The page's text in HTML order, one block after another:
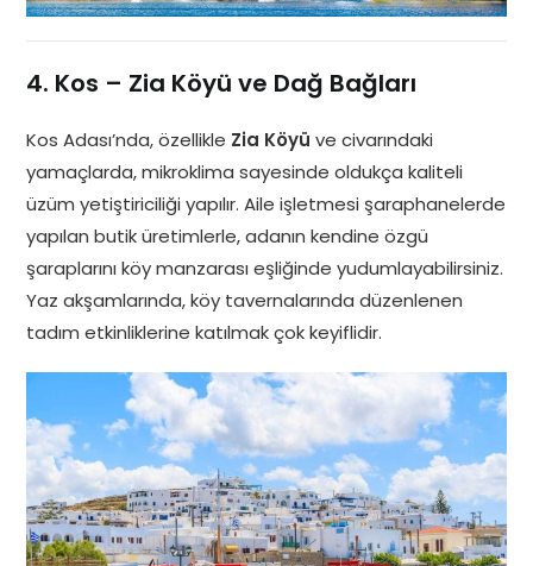
4. Kos – Zia Köyü ve Dağ Bağları
Kos Adası’nda, özellikle Zia Köyü ve civarındaki
yamaçlarda, mikroklima sayesinde oldukça kaliteli
üzüm yetiştiriciliği yapılır. Aile işletmesi şaraphanelerde
yapılan butik üretimlerle, adanın kendine özgü
şaraplarını köy manzarası eşliğinde yudumlayabilirsiniz.
Yaz akşamlarında, köy tavernalarında düzenlenen
tadım etkinliklerine katılmak çok keyiflidir.